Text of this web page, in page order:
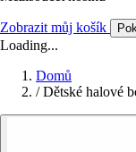
Zobrazit můj košík
Loading...
Domů
/ Dětské halové